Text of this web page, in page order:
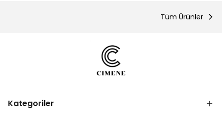
Tüm Ürünler
Kategoriler